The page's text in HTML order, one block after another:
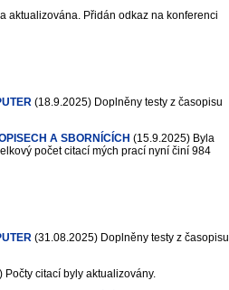
aktualizována. Přidán odkaz na konferenci
(18.9.2025) Doplněny testy z časopisu
A SBORNÍCÍCH (15.9.2025) Byla
počet citací mých prací nyní činí 984
(31.08.2025) Doplněny testy z časopisu
Počty citací byly aktualizovány.